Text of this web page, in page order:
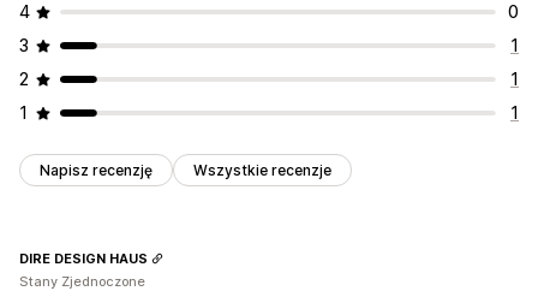
4
0
3
1
2
1
1
1
Napisz recenzję Wszystkie recenzje
DIRE DESIGN HAUS
Stany Zjednoczone